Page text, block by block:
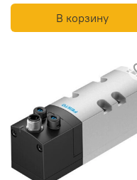
В корзину